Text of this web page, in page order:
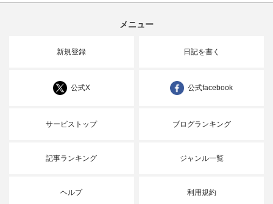
メニュー
新規登録 日記を書く
公式X 公式facebook
サービストップ ブログランキング
記事ランキング ジャンル一覧
ヘルプ 利用規約